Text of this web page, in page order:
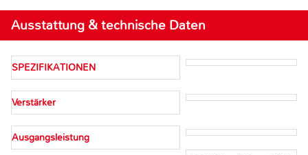
Ausstattung & technische Daten
SPEZIFIKATIONEN
Verstärker
Ausgangsleistung